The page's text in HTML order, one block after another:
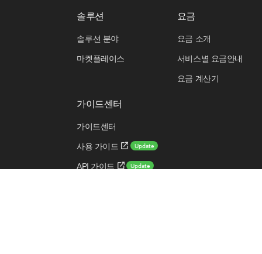
솔루션
솔루션 분야
마켓플레이스
요금
요금 소개
서비스별 요금안내
요금 계산기
가이드센터
가이드센터
사용 가이드 Update
API 가이드 Update